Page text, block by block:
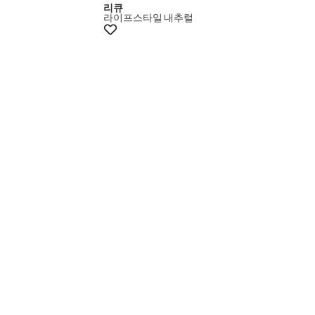
멤버스5천원쿠폰
리큐
라이프스타일 내추럴